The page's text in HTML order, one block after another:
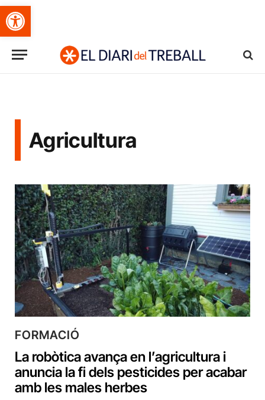
Obre la barra d'eines
Agricultura
FORMACIÓ
La robòtica avança en l’agricultura i
anuncia la fi dels pesticides per acabar
amb les males herbes